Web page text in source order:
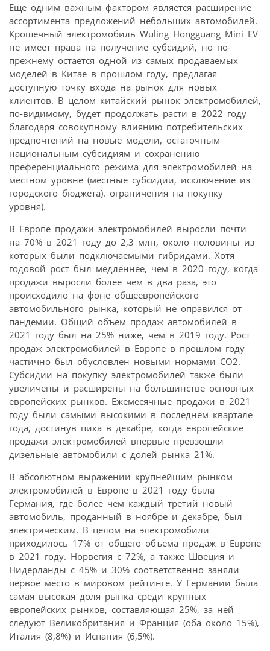
Еще одним важным фактором является расширение
ассортимента предложений небольших автомобилей.
Крошечный электромобиль Wuling Hongguang Mini EV
не имеет права на получение субсидий, но по-
прежнему остается одной из самых продаваемых
моделей в Китае в прошлом году, предлагая
доступную точку входа на рынок для новых
клиентов. В целом китайский рынок электромобилей,
по-видимому, будет продолжать расти в 2022 году
благодаря совокупному влиянию потребительских
предпочтений на новые модели, остаточным
национальным субсидиям и сохранению
преференциального режима для электромобилей на
местном уровне (местные субсидии, исключение из
городского бюджета). ограничения на покупку
уровня).
В Европе продажи электромобилей выросли почти
на 70% в 2021 году до 2,3 млн, около половины из
которых были подключаемыми гибридами. Хотя
годовой рост был медленнее, чем в 2020 году, когда
продажи выросли более чем в два раза, это
происходило на фоне общеевропейского
автомобильного рынка, который не оправился от
пандемии. Общий объем продаж автомобилей в
2021 году был на 25% ниже, чем в 2019 году. Рост
продаж электромобилей в Европе в прошлом году
частично был обусловлен новыми нормами CO2.
Субсидии на покупку электромобилей также были
увеличены и расширены на большинстве основных
европейских рынков. Ежемесячные продажи в 2021
году были самыми высокими в последнем квартале
года, достинув пика в декабре, когда европейские
продажи электромобилей впервые превзошли
дизельные автомобили с долей рынка 21%.
В абсолютном выражении крупнейшим рынком
электромобилей в Европе в 2021 году была
Германия, где более чем каждый третий новый
автомобиль, проданный в ноябре и декабре, был
электрическим. В целом на электромобили
приходилось 17% от общего объема продаж в Европе
в 2021 году. Норвегия с 72%, а также Швеция и
Нидерланды с 45% и 30% соответственно заняли
первое место в мировом рейтинге. У Германии была
самая высокая доля рынка среди крупных
европейских рынков, составляющая 25%, за ней
следуют Великобритания и Франция (оба около 15%),
Италия (8,8%) и Испания (6,5%).